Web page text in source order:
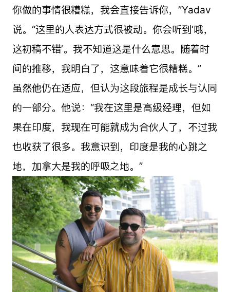
你做的事情很糟糕，我会直接告诉你，”Yadav
说。“这里的人表达方式很被动。你会听到‘哦，
这初稿不错’。我不知道这是什么意思。随着时
间的推移，我明白了，这意味着它很糟糕。”
虽然他仍在适应，但认为这段旅程是成长与认同
的一部分。他说：“我在这里是高级经理，但如
果在印度，我现在可能就成为合伙人了，不过我
也收获了很多。我意识到，印度是我的心跳之
地，加拿大是我的呼吸之地。”